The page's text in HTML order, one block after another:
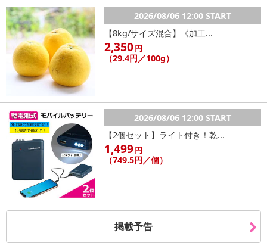
によるお申込み後のキャンセル・返品交換は対応いたしかねます。
【お支払いについて】
※送料はお試し費用に含まれております。
※d払い、PayPay、au PAY、au PAY（auかんたん決済）、ソフトバ
ンクまとめて支払い、楽天ペイ、メルペイ、AEON Pay、Amazon
Payでお支払いの場合、決済のため外部サイトへ遷移します。
※予約商品は決済手段ごとに定められた決済期限日にお支払いを完
了することがございます。ご了承いただいたうえでお申し込みくだ
さい。
【配送伝票番号について】
※配送形態がメール便の商品については、商品の発送完了後、配送
伝票番号がマイページに表示されない場合もございます。
【配送日時の指定について】
※配送日時の指定が可能な商品の場合、商品によってご指定できる
配送日、配送時間が異なる可能性がございます。
2026/08/06 12:00 START
【8kg/サイズ混合】《加工...
2,350円
（29.4円／100g）
2026/08/06 12:00 START
【2個セット】ライト付き！乾...
1,499円
（749.5円／個）
掲載予告